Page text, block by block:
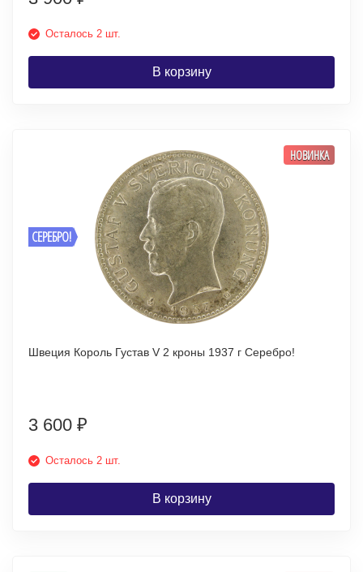
Осталось 2 шт.
В корзину
СЕРЕБРО!
НОВИНКА
Швеция Король Густав V 2 кроны 1937 г Серебро!
3 600 ₽
Осталось 2 шт.
В корзину